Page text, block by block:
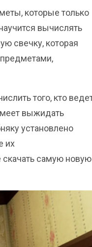
которые только
вычислять
свечку, которая
того, кто
выжидать
установлено
их
скачать самую новую